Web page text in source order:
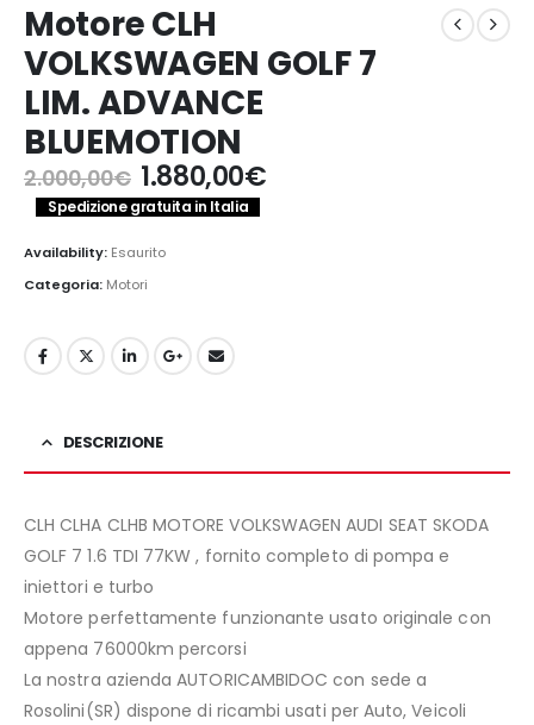
Motore CLH
VOLKSWAGEN GOLF 7
LIM. ADVANCE
BLUEMOTION
2.000,00€ Il
prezzo
originale
era:
2.000,00€.
1.880,00€Il
Spedizione gratuita in Italia
Availability: Esaurito
Categoria: Motori
DESCRIZIONE
CLH CLHA CLHB MOTORE VOLKSWAGEN AUDI SEAT SKODA
GOLF 7 1.6 TDI 77KW , fornito completo di pompa e
iniettori e turbo
Motore perfettamente funzionante usato originale con
appena 76000km percorsi
La nostra azienda AUTORICAMBIDOC con sede a
Rosolini(SR) dispone di ricambi usati per Auto, Veicoli